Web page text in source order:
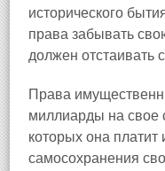
исторического
права забывать
должен отстаивать
Права
миллиарды на свое
которых она
самосохранения